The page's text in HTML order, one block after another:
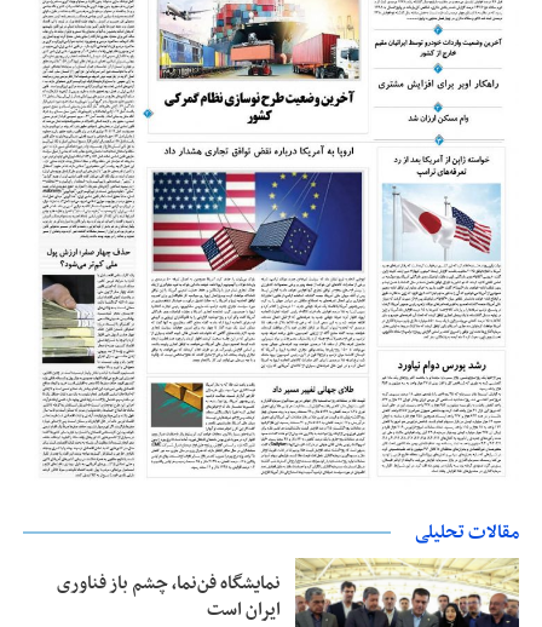
مقالات تحلیلی
نمایشگاه فن‌نما، چشم باز فناوری
ایران است